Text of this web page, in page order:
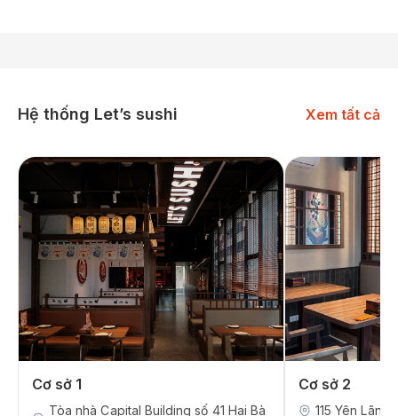
Hệ thống Let’s sushi Xem tất cả
Cơ sở 1
Tòa nhà Capital Building số 41 Hai Bà
Cơ sở 2
115 Yên